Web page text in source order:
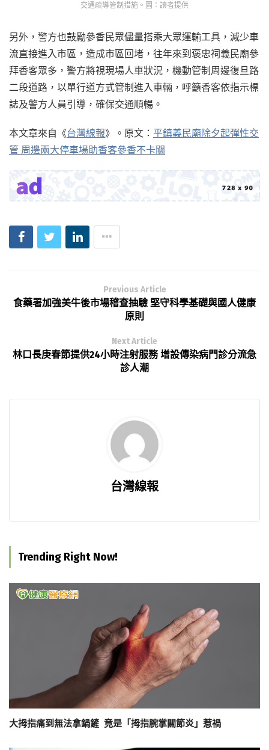
交通疏導管制措施。圖：讀者提供
另外，警方也鼓勵參香民眾儘量搭乘大眾運輸工具，減少車
流直接進入市區，造成市區回堵，往年來到褒忠祠義民廟參
拜香客眾多，警方將視現場人車狀況，機動管制周邊復旦路
二段道路，以單行道方式管制進入車輛，呼籲香客依指示標
誌及警方人員引導，確保交通順暢。
本文章來自《台灣線報》。原文： 平鎮義民廟除夕起彈性交
管 周邊兩大停車場助香客參香不卡關
Previous Article
食藥署加強美牛後市場稽查抽驗 堅守科學基礎與國人健康
原則
Next Article
林口長庚春節提供24小時注射服務 增設傳染病門診分流急
診人潮
台灣線報
Trending Right Now!
大拇指痛到無法拿鍋鏟 竟是「拇指腕掌關節炎」惹禍